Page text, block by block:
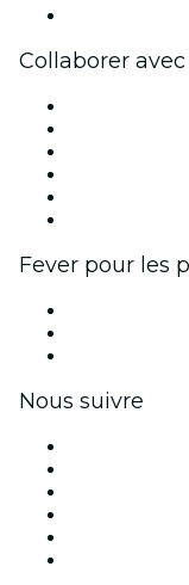
Collaborer
Fever pour les
Nous suivre